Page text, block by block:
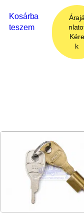
Kosárba
teszem
Árajá
Kére
k